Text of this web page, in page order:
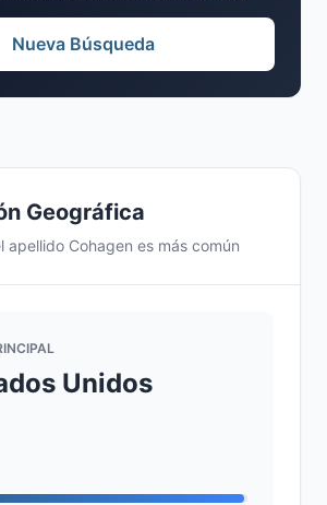
Geográfica
apellido Cohagen es más común
Unidos
Nueva Búsqueda